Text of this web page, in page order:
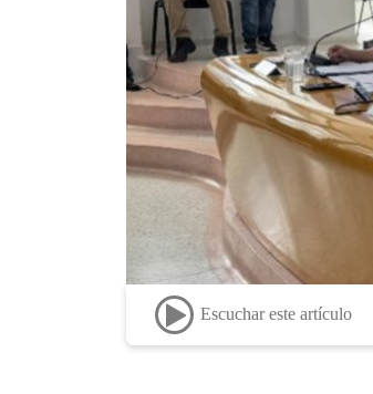
Escuchar este artículo